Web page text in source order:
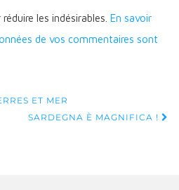
les indésirables. En savoir
de vos commentaires sont
ET MER
SARDEGNA È MAGNIFICA !